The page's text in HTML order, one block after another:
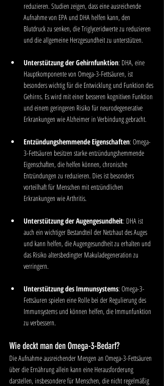
reduzieren. Studien zeigen, dass eine ausreichende
Aufnahme von EPA und DHA helfen kann, den
Blutdruck zu senken, die Triglyceridwerte zu reduzieren
und die allgemeine Herzgesundheit zu unterstützen.
Unterstützung der Gehirnfunktion: DHA, eine
Hauptkomponente von Omega-3-Fettsäuren, ist
besonders wichtig für die Entwicklung und Funktion des
Gehirns. Es wird mit einer besseren kognitiven Funktion
und einem geringeren Risiko für neurodegenerative
Erkrankungen wie Alzheimer in Verbindung gebracht.
Entzündungshemmende Eigenschaften: Omega-
3-Fettsäuren besitzen starke entzündungshemmende
Eigenschaften, die helfen können, chronische
Entzündungen zu reduzieren. Dies ist besonders
vorteilhaft für Menschen mit entzündlichen
Erkrankungen wie Arthritis.
Unterstützung der Augengesundheit: DHA ist
auch ein wichtiger Bestandteil der Netzhaut des Auges
und kann helfen, die Augengesundheit zu erhalten und
das Risiko altersbedingter Makuladegeneration zu
verringern.
Unterstützung des Immunsystems: Omega-3-
Fettsäuren spielen eine Rolle bei der Regulierung des
Immunsystems und können helfen, die Immunfunktion
zu verbessern.
Wie deckt man den Omega-3-Bedarf?
Die Aufnahme ausreichender Mengen an Omega-3-Fettsäuren
über die Ernährung allein kann eine Herausforderung
darstellen, insbesondere für Menschen, die nicht regelmäßig